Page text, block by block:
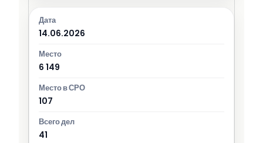
14.06.2026
6 149
107
41